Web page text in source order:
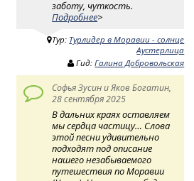
заботу, чуткость.
Подробнее>
Тур: Турлидер в Моравии - солнце
Аустерлица
Гид:Галина Добровольская
Софья Зусин и Яков Богатин,
28 сентября 2025
В дальних краях оставляем
мы сердца частицу… Слова
этой песни удивительно
подходят под описание
нашего незабываемого
путешествия по Моравии